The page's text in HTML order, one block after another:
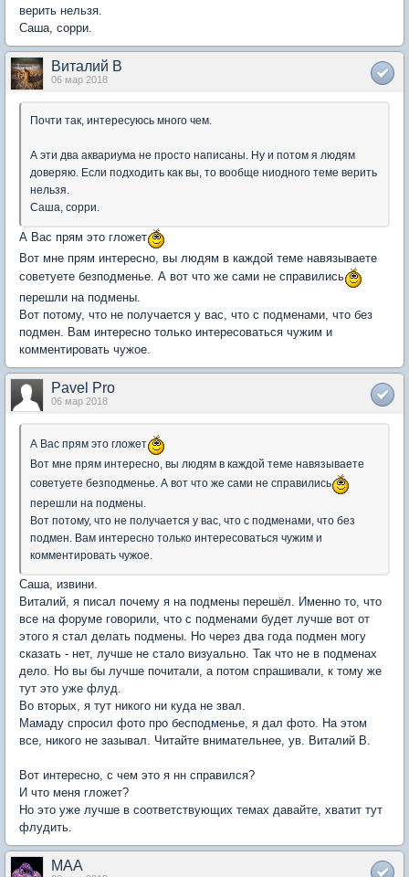
верить нельзя.
Саша, сорри.
Виталий В
06 мар 2018
Почти так, интересуюсь много чем.
А эти два аквариума не просто написаны. Ну и потом я людям
доверяю. Если подходить как вы, то вообще ниодного теме верить
нельзя.
Саша, сорри.
А Вас прям это гложет
Вот мне прям интересно, вы людям в каждой теме навязываете
советуете безподменье. А вот что же сами не справились
перешли на подмены.
Вот потому, что не получается у вас, что с подменами, что без
подмен. Вам интересно только интересоваться чужим и
комментировать чужое.
Pavel Pro
06 мар 2018
А Вас прям это гложет
Вот мне прям интересно, вы людям в каждой теме навязываете
советуете безподменье. А вот что же сами не справились
перешли на подмены.
Вот потому, что не получается у вас, что с подменами, что без
подмен. Вам интересно только интересоваться чужим и
комментировать чужое.
Саша, извини.
Виталий, я писал почему я на подмены перешёл. Именно то, что
все на форуме говорили, что с подменами будет лучше вот от
этого я стал делать подмены. Но через два года подмен могу
сказать - нет, лучше не стало визуально. Так что не в подменах
дело. Но вы бы лучше почитали, а потом спрашивали, к тому же
тут это уже флуд.
Во вторых, я тут никого ни куда не звал.
Мамаду спросил фото про бесподменье, я дал фото. На этом
все, никого не зазывал. Читайте внимательнее, ув. Виталий В.
Вот интересно, с чем это я нн справился?
И что меня гложет?
Но это уже лучше в соответствующих темах давайте, хватит тут
флудить.
MAA